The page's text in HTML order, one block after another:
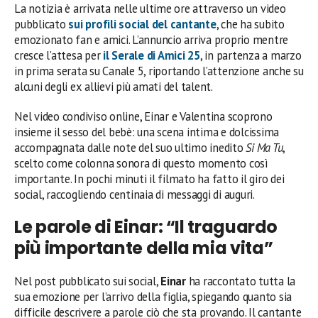
La notizia è arrivata nelle ultime ore attraverso un video
pubblicato sui profili social del cantante, che ha subito
emozionato fan e amici. L’annuncio arriva proprio mentre
cresce l’attesa peril Serale diAmici 25, in partenza a marzo
in prima serata su Canale 5, riportando l’attenzione anche su
alcuni degli ex allievi più amati del talent.
Nel video condiviso online, Einar e Valentina scoprono
insieme il sesso del bebè: una scena intima e dolcissima
accompagnata dalle note del suo ultimo ineditoSi Ma Tu,
scelto come colonna sonora di questo momento così
importante. In pochi minuti il filmato ha fatto il giro dei
social, raccogliendo centinaia di messaggi di auguri.
Le parole di Einar: “Il traguardo
più importante della mia vita”
Nel post pubblicato sui social,Einarha raccontato tutta la
sua emozione per l’arrivo della figlia, spiegando quanto sia
difficile descrivere a parole ciò che sta provando. Il cantante